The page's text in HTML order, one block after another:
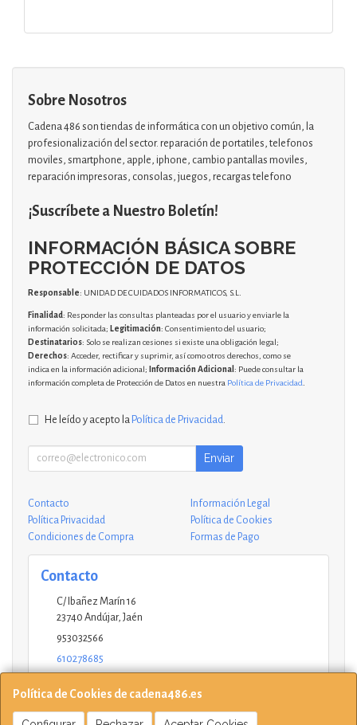
Política de Cookies de cadena486.es
Sobre Nosotros
Cadena 486 son tiendas de informática con un objetivo común, la
profesionalización del sector. reparación de portatiles, telefonos
moviles, smartphone, apple, iphone, cambio pantallas moviles,
reparación impresoras, consolas, juegos, recargas telefono
¡Suscríbete a Nuestro Boletín!
INFORMACIÓN BÁSICA SOBRE
PROTECCIÓN DE DATOS
Responsable: UNIDAD DE CUIDADOS INFORMATICOS, S.L.
Finalidad: Responder las consultas planteadas por el usuario y enviarle la
información solicitada; Legitimación: Consentimiento del usuario;
Destinatarios: Solo se realizan cesiones si existe una obligación legal;
Derechos: Acceder, rectificar y suprimir, así como otros derechos, como se
indica en la información adicional; Información Adicional : Puede consultar la
información completa de Protección de Datos en nuestra Política de Privacidad
He leído y acepto la Política de Privacidad
Enviar
Contacto
Información Legal
Política Privacidad
Política de Cookies
Condiciones de Compra
Formas de Pago
Contacto
C/ Ibañez Marín 16
23740 Andújar, Jaén
953032566
610278685